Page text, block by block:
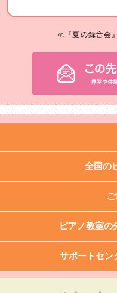
≪『夏の録音会
全国の
ピアノ教室の
サポートセン